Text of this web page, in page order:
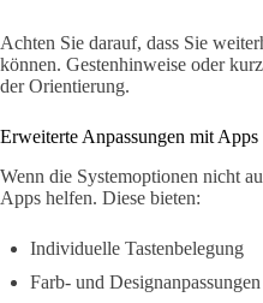
Achten Sie darauf, dass Sie
können. Gestenhinweise oder
der Orientierung.
Erweiterte Anpassungen mit Apps
Wenn die Systemoptionen nicht
Apps helfen. Diese bieten:
Individuelle Tastenbelegung
Farb- und Designanpassungen